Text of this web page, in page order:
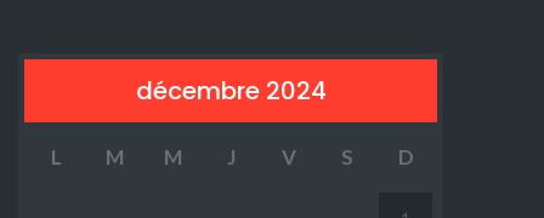
décembre 2024
L M M J V S D